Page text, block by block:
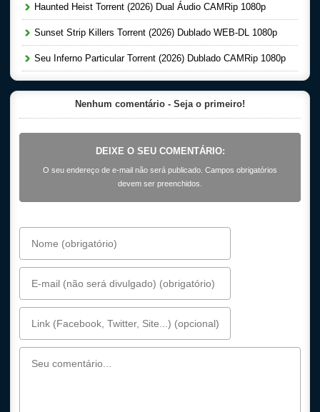
Haunted Heist Torrent (2026) Dual Áudio CAMRip 1080p
Sunset Strip Killers Torrent (2026) Dublado WEB-DL 1080p
Seu Inferno Particular Torrent (2026) Dublado CAMRip 1080p
Nenhum comentário - Seja o primeiro!
DEIXE O SEU COMENTÁRIO:
O seu endereço de e-mail não será publicado. Campos obrigatórios
devem ser preenchidos.